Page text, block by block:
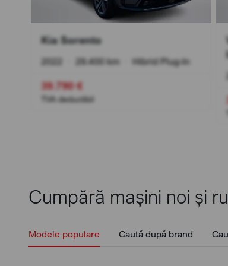
Kia Sorento
2022 29.400 km Hibrid Plug-In
39.790 €
TVA deductibil
Cumpără mașini noi și
Modele populare Caută după brand